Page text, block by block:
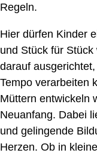
Regeln.
Hier dürfen Kinder
und Stück für
darauf
Tempo verarbeiten
Müttern entwickeln
Neuanfang. Dabei
und gelingende
Herzen. Ob in